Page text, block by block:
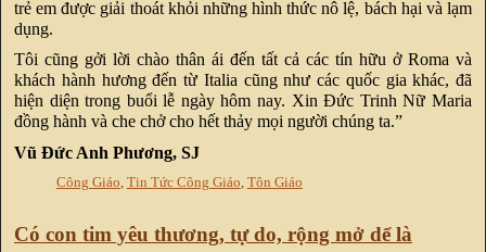
trẻ em được giải thoát khỏi những hình thức nô lệ, bách hại và lạm
dụng.
Tôi cũng gởi lời chào thân ái đến tất cả các tín hữu ở Roma và
khách hành hương đến từ Italia cũng như các quốc gia khác, đã
hiện diện trong buổi lễ ngày hôm nay. Xin Đức Trinh Nữ Maria
đồng hành và che chở cho hết thảy mọi người chúng ta.”
Vũ Đức Anh Phương, SJ
Công Giáo, Tin Tức Công Giáo, Tôn Giáo
Có con tim yêu thương, tự do, rộng mở dể là